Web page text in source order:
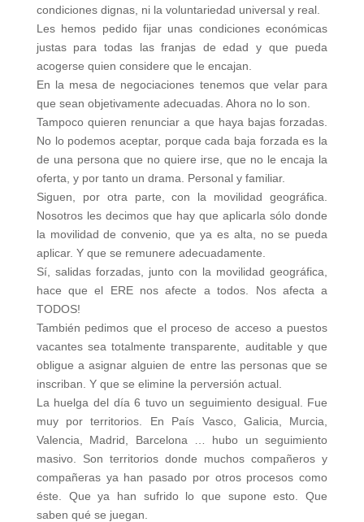
condiciones dignas, ni la voluntariedad universal y real.
Les hemos pedido fijar unas condiciones económicas
justas para todas las franjas de edad y que pueda
acogerse quien considere que le encajan.
En la mesa de negociaciones tenemos que velar para
que sean objetivamente adecuadas. Ahora no lo son.
Tampoco quieren renunciar a que haya bajas forzadas.
No lo podemos aceptar, porque cada baja forzada es la
de una persona que no quiere irse, que no le encaja la
oferta, y por tanto un drama. Personal y familiar.
Siguen, por otra parte, con la movilidad geográfica.
Nosotros les decimos que hay que aplicarla sólo donde
la movilidad de convenio, que ya es alta, no se pueda
aplicar. Y que se remunere adecuadamente.
Sí, salidas forzadas, junto con la movilidad geográfica,
hace que el ERE nos afecte a todos. Nos afecta a
TODOS!
También pedimos que el proceso de acceso a puestos
vacantes sea totalmente transparente, auditable y que
obligue a asignar alguien de entre las personas que se
inscriban. Y que se elimine la perversión actual.
La huelga del día 6 tuvo un seguimiento desigual. Fue
muy por territorios. En País Vasco, Galicia, Murcia,
Valencia, Madrid, Barcelona … hubo un seguimiento
masivo. Son territorios donde muchos compañeros y
compañeras ya han pasado por otros procesos como
éste. Que ya han sufrido lo que supone esto. Que
saben qué se juegan.